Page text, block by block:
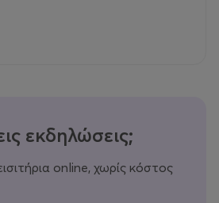
εκδηλώσεις;
online, χωρίς κόστος